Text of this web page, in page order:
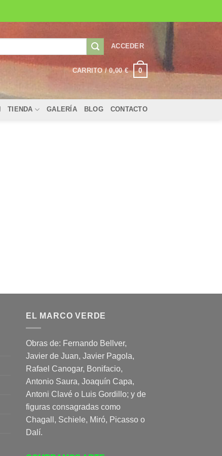
ACCEDER
CARRITO /0,00€ 0
TIENDA GALERÍA BLOG CONTACTO
EL MARCO VERDE
Obras de: Fernando Bellver,
Javier de Juan, Javier Pagola,
Rafael Canogar, Bonifacio,
Antonio Saura, Joaquín Capa,
Antoni Clavé o Luis Gordillo; y de
figuras consagradas como
Chagall, Schiele, Miró, Picasso o
Dalí.